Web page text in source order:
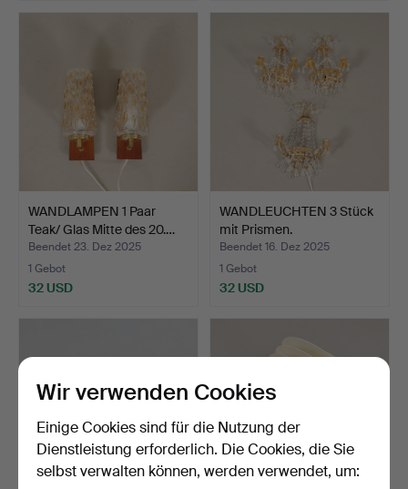
WANDLAMPEN 1 Paar
Teak/ Glas Mitte des 20.…
Beendet 23. Dez 2025
1 Gebot
32 USD
WANDLEUCHTEN 3 Stück
mit Prismen.
Beendet 16. Dez 2025
1 Gebot
32 USD
Wir verwenden Cookies
Einige Cookies sind für die Nutzung der
Dienstleistung erforderlich. Die Cookies, die Sie
selbst verwalten können, werden verwendet, um: